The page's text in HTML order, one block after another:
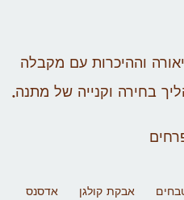
וההיכרות עם מקבלה
בחירה וקנייה של מתנה.
אבקת קולגן
אדסנס